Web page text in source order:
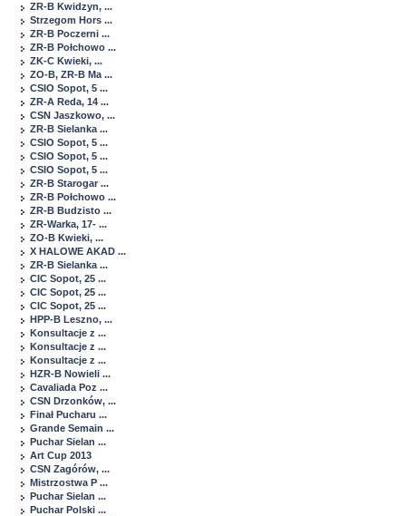
ZR-B Kwidzyn, ...
Strzegom Hors ...
ZR-B Poczerni ...
ZR-B Połchowo ...
ZK-C Kwieki, ...
ZO-B, ZR-B Ma ...
CSIO Sopot, 5 ...
ZR-A Reda, 14 ...
CSN Jaszkowo, ...
ZR-B Sielanka ...
CSIO Sopot, 5 ...
CSIO Sopot, 5 ...
CSIO Sopot, 5 ...
ZR-B Starogar ...
ZR-B Połchowo ...
ZR-B Budzisto ...
ZR-Warka, 17- ...
ZO-B Kwieki, ...
X HALOWE AKAD ...
ZR-B Sielanka ...
CIC Sopot, 25 ...
CIC Sopot, 25 ...
CIC Sopot, 25 ...
HPP-B Leszno, ...
Konsultacje z ...
Konsultacje z ...
Konsultacje z ...
HZR-B Nowieli ...
Cavaliada Poz ...
CSN Drzonków, ...
Finał Pucharu ...
Grande Semain ...
Puchar Sielan ...
Art Cup 2013
CSN Zagórów, ...
Mistrzostwa P ...
Puchar Sielan ...
Puchar Polski ...